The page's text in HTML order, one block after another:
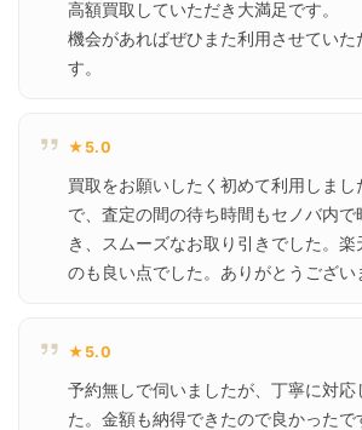
高額買取していただき大満足です。
機会があればぜひまた利用させていた
す。
★5.0
買取をお願いしたく初めて利用しまし
で、査定の間の待ち時間もセノバ内
き、スムーズなお取り引きでした。楽
のも良い点でした。ありがとうござい
★5.0
予約無しで伺いましたが、丁寧に対応
た。金額も納得できたので良かったで